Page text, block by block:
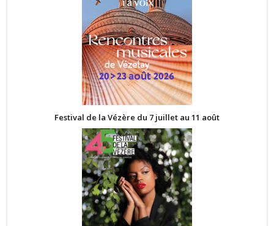
Festival de la Vézère du 7 juillet au 11 août